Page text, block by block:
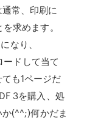
常、印刷に
求めます。
なり、
ドして当て
も1ページだ
3を購入、処
(^^;)何かだま